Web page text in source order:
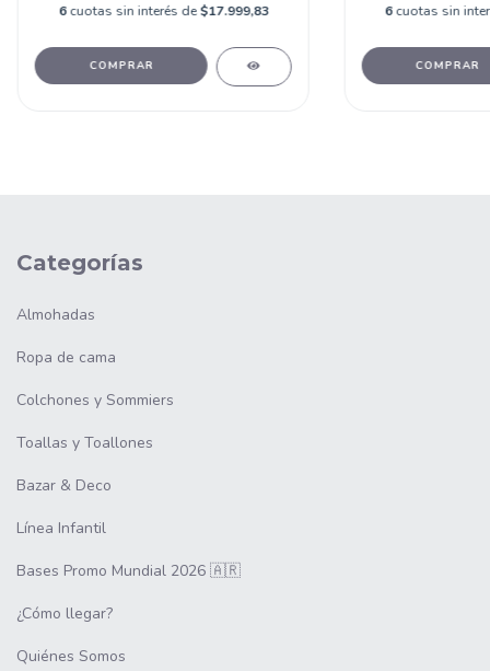
6 cuotas sin interés de$17.999,83
COMPRAR
6cuotas sin
COMPRAR
Categorías
Almohadas
Ropa de cama
Colchones y Sommiers
Toallas y Toallones
Bazar & Deco
Línea Infantil
Bases Promo Mundial 2026 🇦🇷
¿Cómo llegar?
Quiénes Somos